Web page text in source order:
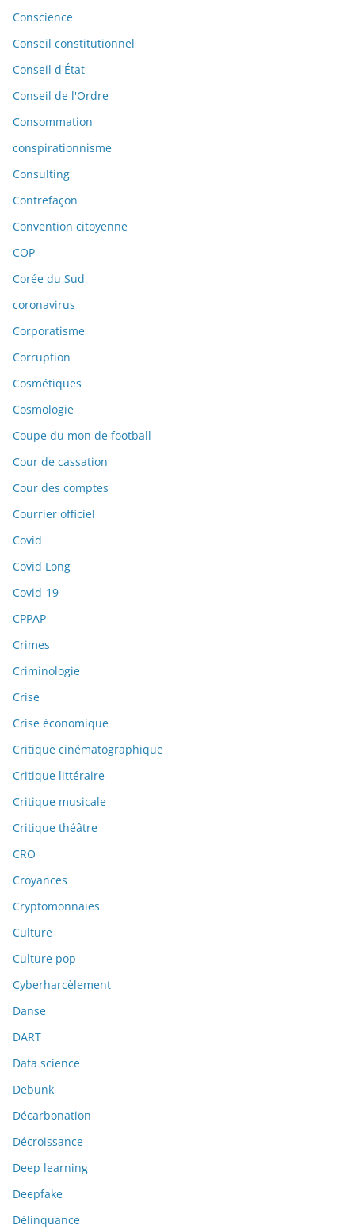
Conscience
Conseil constitutionnel
Conseil d'État
Conseil de l'Ordre
Consommation
conspirationnisme
Consulting
Contrefaçon
Convention citoyenne
COP
Corée du Sud
coronavirus
Corporatisme
Corruption
Cosmétiques
Cosmologie
Coupe du mon de football
Cour de cassation
Cour des comptes
Courrier officiel
Covid
Covid Long
Covid-19
CPPAP
Crimes
Criminologie
Crise
Crise économique
Critique cinématographique
Critique littéraire
Critique musicale
Critique théâtre
CRO
Croyances
Cryptomonnaies
Culture
Culture pop
Cyberharcèlement
Danse
DART
Data science
Debunk
Décarbonation
Décroissance
Deep learning
Deepfake
Délinquance